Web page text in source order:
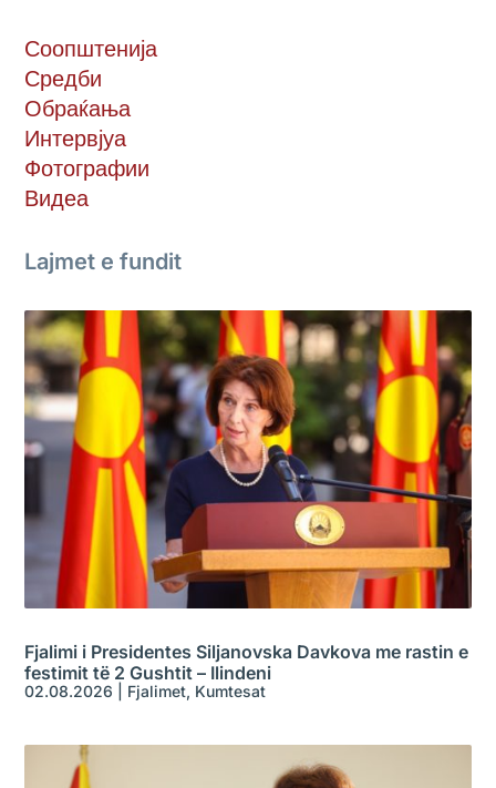
Соопштенија
Средби
Обраќања
Интервјуа
Фотографии
Видеа
Lajmet e fundit
Fjalimi i Presidentes Siljanovska Davkova me rastin e
festimit të 2 Gushtit – Ilindeni
02.08.2026 Fjalimet, Kumtesat